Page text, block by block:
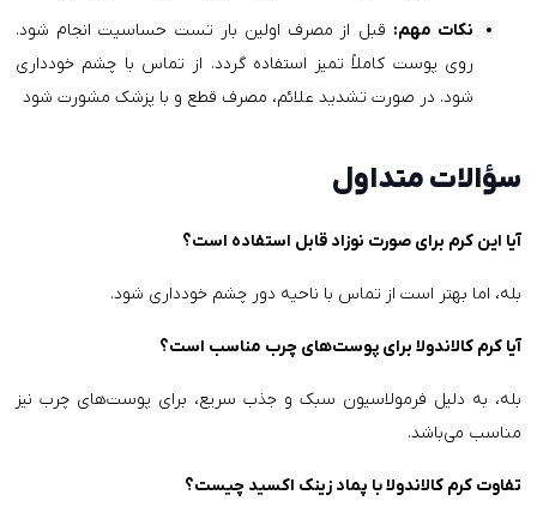
نکات مهم: قبل از مصرف اولین بار تست حساسیت انجام شود.
روی پوست کاملاً تمیز استفاده گردد. از تماس با چشم خودداری
شود. در صورت تشدید علائم، مصرف قطع و با پزشک مشورت شود
سؤالات متداول
آیا این کرم برای صورت نوزاد قابل استفاده است؟
بله، اما بهتر است از تماس با ناحیه دور چشم خودداری شود.
آیا کرم کالاندولا برای پوست‌های چرب مناسب است؟
بله، به دلیل فرمولاسیون سبک و جذب سریع، برای پوست‌های چرب نیز
مناسب می‌باشد.
تفاوت کرم کالاندولا با پماد زینک اکسید چیست؟